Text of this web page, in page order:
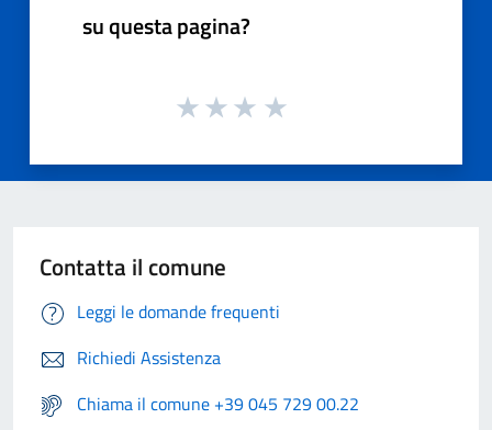
su questa pagina?
Contatta il comune
Leggi le domande frequenti
Richiedi Assistenza
Chiama il comune +39 045 729 00.22